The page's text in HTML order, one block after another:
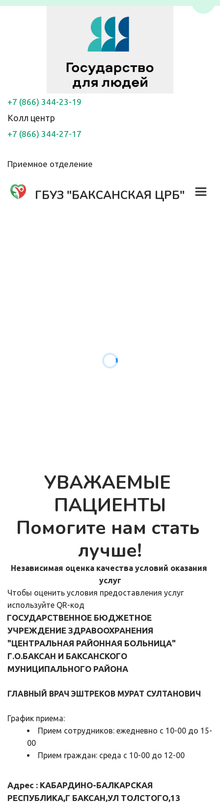
+7 (866) 344-23-19
Колл центр
+7 (866) 344-27-17
Приемное отделение
ГБУЗ "БАКСАНСКАЯ ЦРБ"
УВАЖАЕМЫЕ
ПАЦИЕНТЫ
Помогите нам стать
лучше!
Независимая оценка качества условий оказания
услуг
Чтобы оценить условия предоставления услуг
используйте QR-код
ГОСУДАРСТВЕННОЕ БЮДЖЕТНОЕ
УЧРЕЖДЕНИЕ ЗДРАВООХРАНЕНИЯ
"ЦЕНТРАЛЬНАЯ РАЙОННАЯ БОЛЬНИЦА"
Г.О.БАКСАН И БАКСАНСКОГО
МУНИЦИПАЛЬНОГО РАЙОНА
ГЛАВНЫЙ ВРАЧ ЭШТРЕКОВ МУРАТ СУЛТАНОВИЧ
График приема:
Прием сотрудников: ежедневно с 10-00 до 15-
00
Прием граждан: среда с 10-00 до 12-00
Адрес : КАБАРДИНО-БАЛКАРСКАЯ
РЕСПУБЛИКА,Г БАКСАН,УЛ ТОЛСТОГО,13